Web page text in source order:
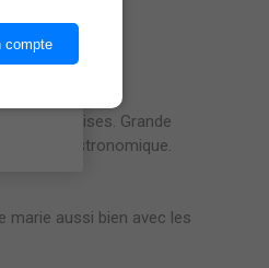
framboises. Grande
très gastronomique.
marie aussi bien avec les
compte